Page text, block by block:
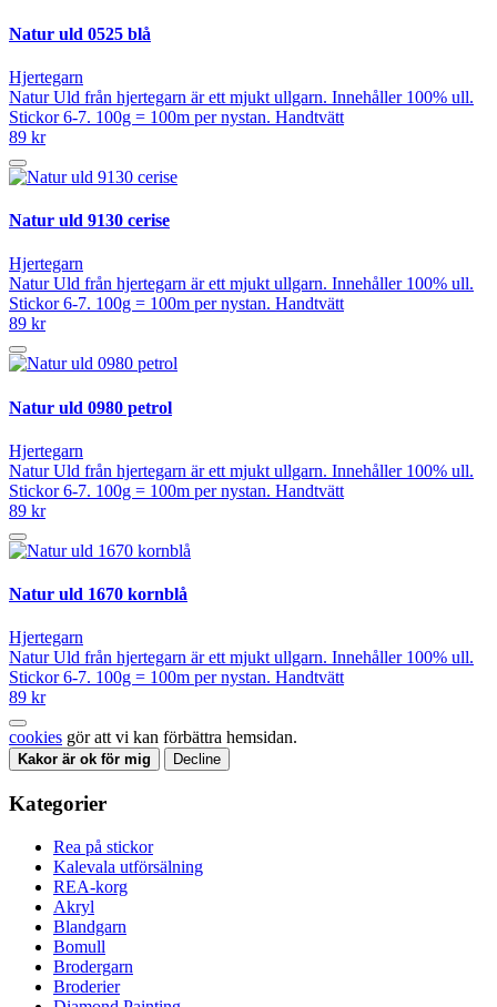
Natur uld 0525 blå
Hjertegarn
Natur Uld från hjertegarn är ett mjukt ullgarn. Innehåller 100% ull.
Stickor 6-7. 100g = 100m per nystan. Handtvätt
89 kr
Natur uld 9130 cerise
Hjertegarn
Natur Uld från hjertegarn är ett mjukt ullgarn. Innehåller 100% ull.
Stickor 6-7. 100g = 100m per nystan. Handtvätt
89 kr
Natur uld 0980 petrol
Hjertegarn
Natur Uld från hjertegarn är ett mjukt ullgarn. Innehåller 100% ull.
Stickor 6-7. 100g = 100m per nystan. Handtvätt
89 kr
Natur uld 1670 kornblå
Hjertegarn
Natur Uld från hjertegarn är ett mjukt ullgarn. Innehåller 100% ull.
Stickor 6-7. 100g = 100m per nystan. Handtvätt
89 kr
cookies gör att vi kan förbättra hemsidan.
Kakor är ok för mig Decline
Kategorier
Rea på stickor
Kalevala utförsälning
REA-korg
Akryl
Blandgarn
Bomull
Brodergarn
Broderier